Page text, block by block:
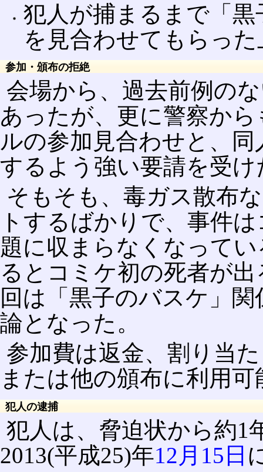
犯人が捕まるまで「
を見合わせてもらっ
参加・頒布の拒絶
会場から、過去前例の
あったが、更に警察か
ルの参加見合わせと、
するよう強い要請を受け
そもそも、毒ガス散布
トするばかりで、事件
題に収まらなくなって
るとコミケ初の死者が
回は「黒子のバスケ」
論となった。
参加費は返金、割り当
または他の頒布に利用
犯人の逮捕
犯人は、脅迫状から約1
2013(平成25)年12月15日